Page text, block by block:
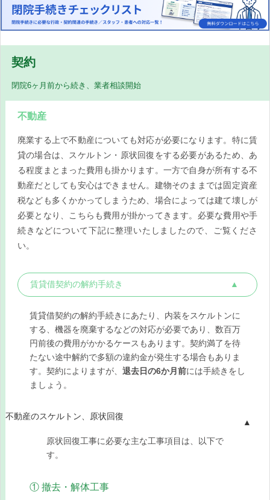
契約
閉院6ヶ月前から続き、業者相談開始
不動産
廃業する上で不動産についても対応が必要になります。特に賃
貸の場合は、スケルトン・原状回復をする必要があるため、あ
る程度まとまった費用も掛かります。一方で自身が所有する不
動産だとしても安心はできません。建物そのままでは固定資産
税なども多くかかってしまうため、場合によっては建て壊しが
必要となり、こちらも費用が掛かってきます。必要な費用や手
続きなどについて下記に整理いたしましたので、ご覧くださ
い。
賃貸借契約の解約手続き
賃貸借契約の解約手続きにあたり、内装をスケルトンに
する、機器を廃棄するなどの対応が必要であり、数百万
円前後の費用がかかるケースもあります。契約満了を待
たない途中解約で多額の違約金が発生する場合もありま
す。契約によりますが、 退去日の6か月前には手続きをし
ましょう。
不動産のスケルトン、原状回復
原状回復工事に必要な主な工事項目は、以下で
す。
① 撤去・解体工事